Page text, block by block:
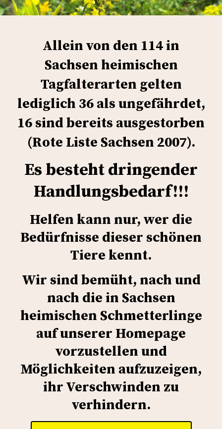
Allein von den 114 in
Sachsen heimischen
Tagfalterarten gelten
lediglich 36 als ungefährdet,
16 sind bereits ausgestorben
(Rote Liste Sachsen 2007).
Es besteht dringender
Handlungsbedarf!!!
Helfen kann nur, wer die
Bedürfnisse dieser schönen
Tiere kennt.
Wir sind bemüht, nach und
nach die in Sachsen
heimischen Schmetterlinge
auf unserer Homepage
vorzustellen und
Möglichkeiten aufzuzeigen,
ihr Verschwinden zu
verhindern.